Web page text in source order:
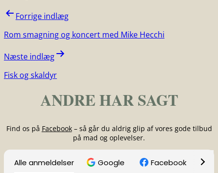
Indlægsnavigation
Forrige indlæg
Rom smagning og koncert med Mike Hecchi
Næste indlæg
Fisk og skaldyr
ANDRE HAR SAGT
Find os på Facebook– så går du aldrig glip af vores gode tilbud
på mad og oplevelser.
Alle anmeldelser Google Facebook